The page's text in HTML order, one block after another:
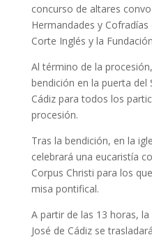
concurso de altares
Hermandades y
Corte Inglés y la
Al término de la
bendición en la puerta del
Cádiz para todos los
procesión.
Tras la bendición, en la
celebrará una eucaristía
Corpus Christi para los
misa pontifical.
A partir de las 13 horas,
José de Cádiz se